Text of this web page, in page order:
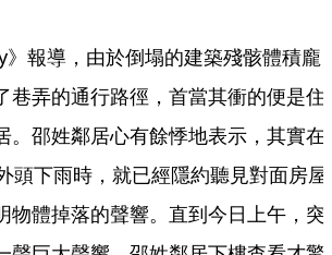
報導，由於倒塌的建築殘骸體積龐
巷弄的通行路徑，首當其衝的便是住
。邵姓鄰居心有餘悸地表示，其實在
頭下雨時，就已經隱約聽見對面房屋
物體掉落的聲響。直到今日上午，突